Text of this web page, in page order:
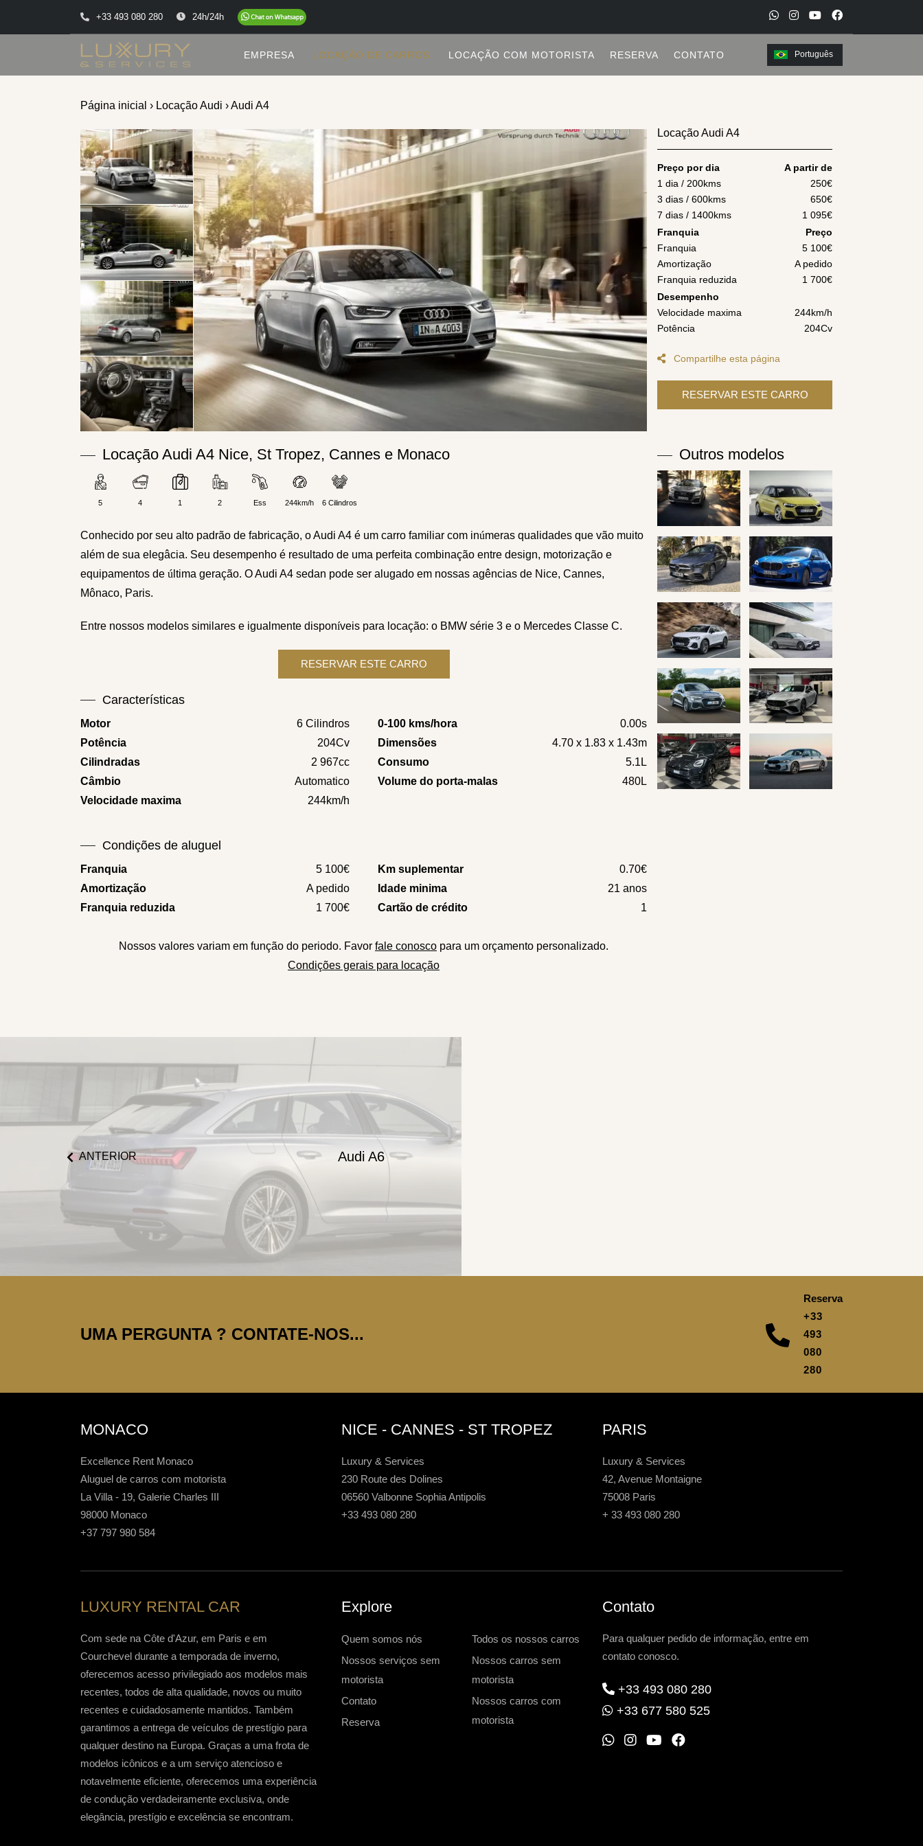
+33 493 080 280 24h/24h
h
n
o
a
EMPRESA LOCAÇÃO DE CARROS LOCAÇÃO COM MOTORISTA RESERVA CONTATO Português
Página inicial › Locação Audi › Audi A4
Locação Audi A4
Preço por dia
A partir de
1 dia / 200kms
250€
3 dias / 600kms
650€
7 dias / 1400kms
1 095€
Franquia
Preço
Franquia
5 100€
Amortização
A pedido
Franquia reduzida
1 700€
Desempenho
Velocidade maxima
244km/h
Potência
204Cv
Compartilhe esta página
Locação Audi A4 Nice, St Tropez, Cannes e Monaco
5 4 1 2 Ess 244km/h 6 Cilindros
Conhecido por seu alto padrão de fabricação, o Audi A4 é um carro familiar com inúmeras qualidades que vão muito
além de sua elegâcia. Seu desempenho é resultado de uma perfeita combinação entre design, motorização e
equipamentos de ú ltima geração. O Audi A4 sedan pode ser alugado em nossas agências de Nice, Cannes,
Mônaco, Paris.
Entre nossos modelos similares e igualmente disponíveis para locação: o BMW série 3 e o Mercedes Classe C.
Características
Motor
6 Cilindros
Potência
204Cv
Cilindradas
2 967cc
Câmbio
Automatico
Velocidade maxima
244km/h
0-100 kms/hora
0.00s
Dimensões
4.70 x 1.83 x 1.43m
Consumo
5.1L
Volume do porta-malas
480L
Condições de aluguel
Franquia
5 100€
Amortização
A pedido
Franquia reduzida
1 700€
Km suplementar
0.70€
Idade minima
21 anos
Cartão de crédito
1
Nossos valores variam em função do periodo. Favor fale conosco para um orçamento personalizado.
Condições gerais para locação
Outros modelos
ANTERIOR Audi A6
UMA PERGUNTA ? CONTATE-NOS...
Reserva
+33
493
080
280
MONACO
Excellence Rent Monaco
Aluguel de carros com motorista
La Villa - 19, Galerie Charles III
98000 Monaco
+37 797 980 584
NICE - CANNES - ST TROPEZ
Luxury & Services
230 Route des Dolines
06560 Valbonne Sophia Antipolis
+33 493 080 280
PARIS
Luxury & Services
42, Avenue Montaigne
75008 Paris
+ 33 493 080 280
LUXURY RENTAL CAR
Com sede na Côte d'Azur, em Paris e em
Courchevel durante a temporada de inverno,
oferecemos acesso privilegiado aos modelos mais
recentes, todos de alta qualidade, novos ou muito
recentes e cuidadosamente mantidos. Também
garantimos a entrega de veículos de prestígio para
qualquer destino na Europa. Graças a uma frota de
modelos icônicos e a um serviço atencioso e
notavelmente eficiente, oferecemos uma experiência
de condução verdadeiramente exclusiva, onde
elegância, prestígio e excelência se encontram.
Explore
Quem somos nós
Nossos serviços sem
motorista
Contato
Reserva
Todos os nossos carros
Nossos carros sem
motorista
Nossos carros com
motorista
Contato
Para qualquer pedido de informação, entre em
contato conosco.
+33 493 080 280
+33 677 580 525
W
I
Y
F